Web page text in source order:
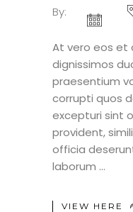
By:
At vero eos et
dignissimos
praesentium
corrupti quos
excepturi sint
provident,
officia
laborum
VIEW HERE